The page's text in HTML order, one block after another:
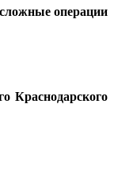
операции
Краснодарского